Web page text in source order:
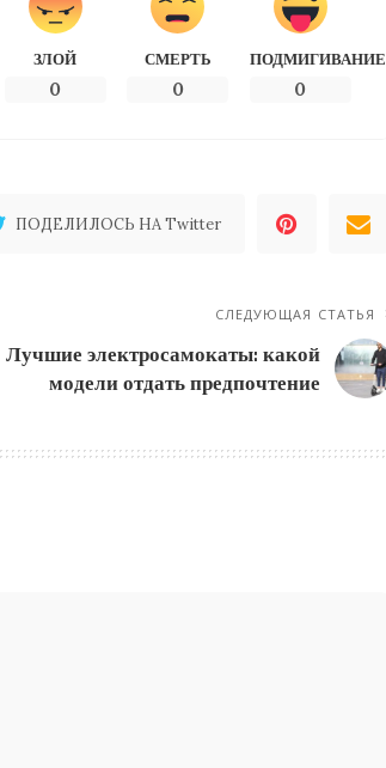
ЗЛОЙ
0
СМЕРТЬ
0
ПОДМИГИВАНИЕ
0
ПОДЕЛИЛОСЬ НА Twitter
СЛЕДУЮЩАЯ СТАТЬЯ
Лучшие электросамокаты: какой
модели отдать предпочтение